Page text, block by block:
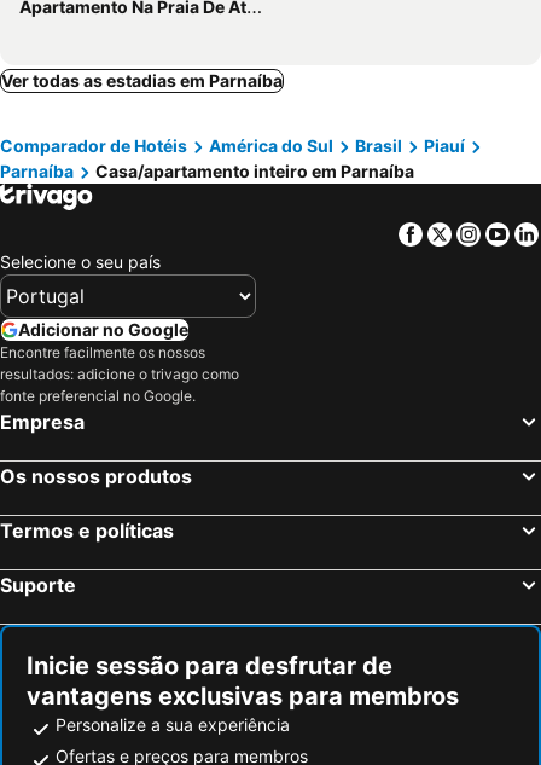
Apartamento Na Praia De Atalaia
Ver todas as estadias em Parnaíba
Comparador de Hotéis América do Sul Brasil
Piauí
Parnaíba
Casa/apartamento inteiro em Parnaíba
Facebook
Twitter
Selecione o seu país
Adicionar no Google
Encontre facilmente os nossos
resultados: adicione o trivago como
fonte preferencial no Google.
Empresa
Os nossos produtos
Termos e políticas
Suporte
Inicie sessão para desfrutar de
vantagens exclusivas para membros
Personalize a sua experiência
Ofertas e preços para membros